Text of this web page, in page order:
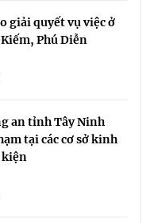
giải quyết vụ việc ở
Phú Diễn
an tỉnh Tây Ninh
tại các cơ sở kinh
kiện